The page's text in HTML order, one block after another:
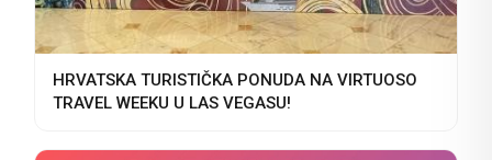
HRVATSKA TURISTIČKA PONUDA NA VIRTUOSO
TRAVEL WEEKU U LAS VEGASU!